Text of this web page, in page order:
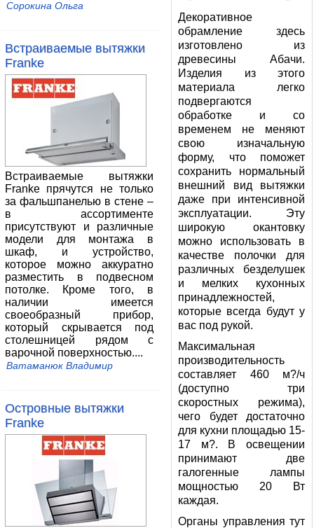
Сорокина Ольга
Встраиваемые вытяжки
Franke
Встраиваемые вытяжки
Franke прячутся не только
за фальшпанелью в стене –
в ассортименте
присутствуют и различные
модели для монтажа в
шкаф, и устройство,
которое можно аккуратно
разместить в подвесном
потолке. Кроме того, в
наличии имеется
своеобразный прибор,
который скрывается под
столешницей рядом с
варочной поверхностью....
Ватаманюк Владимир
Островные вытяжки
Franke
Декоративное
обрамление здесь
изготовлено из
древесины Абачи.
Изделия из этого
материала легко
подвергаются
обработке и со
временем не меняют
свою изначальную
форму, что поможет
сохранить нормальный
внешний вид вытяжки
даже при интенсивной
эксплуатации. Эту
широкую окантовку
можно использовать в
качестве полочки для
различных безделушек
и мелких кухонных
принадлежностей,
которые всегда будут у
вас под рукой.
Максимальная
производительность
составляет 460 м?/ч
(доступно три
скоростных режима),
чего будет достаточно
для кухни площадью 15-
17 м?. В освещении
принимают две
галогенные лампы
мощностью 20 Вт
каждая.
Органы управления тут